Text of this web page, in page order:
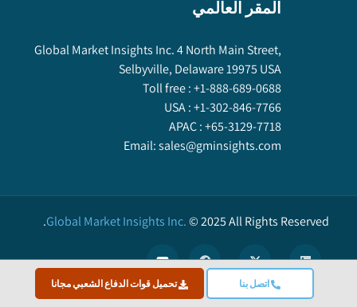
اتصل بنا تحميل قوات الدفاع الشعبي مجانا
المقر العالمي
Global Market Insights Inc. 4 North Main Street,
Selbyville, Delaware 19975 USA
Toll free :+1-888-689-0688
USA :+1-302-846-7766
APAC :+65-3129-7718
Email:sales@gminsights.com
Global Market Insights Inc.©2025All Rights Reserved.